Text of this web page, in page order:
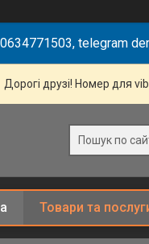
telegram
Дорогі друзі! Номер для
Товари та